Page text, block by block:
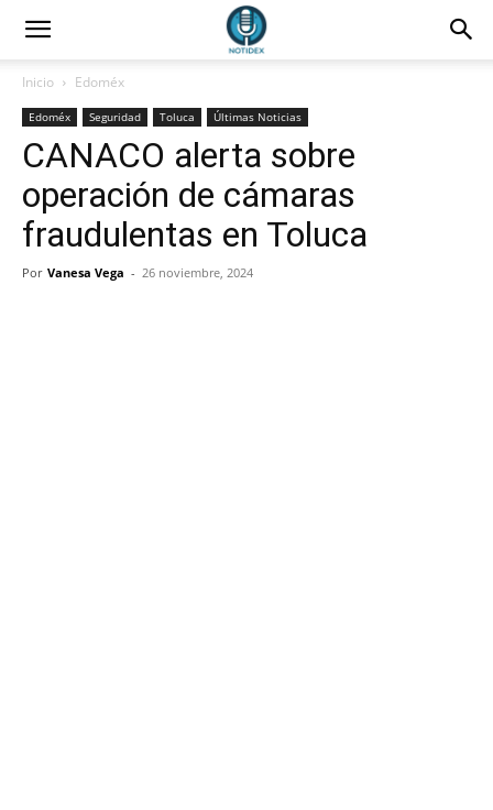
Inicio Edoméx
Edoméx Seguridad Toluca Últimas Noticias
CANACO alerta sobre
operación de cámaras
fraudulentas en Toluca
Por Vanesa Vega - 26 noviembre, 2024